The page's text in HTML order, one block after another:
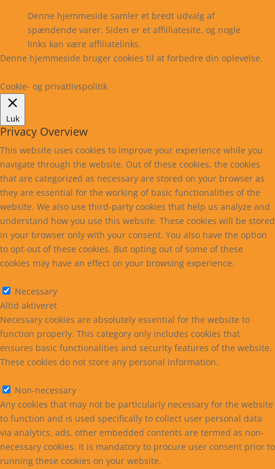
Denne hjemmeside samler et bredt udvalg af
spændende varer. Siden er et affiiliatesite, og nogle
links kan være affiliatelinks.
Denne hjemmeside bruger cookies til at forbedre din oplevelse.
Cookie- og privatlivspolitik
Luk
Privacy Overview
This website uses cookies to improve your experience while you
navigate through the website. Out of these cookies, the cookies
that are categorized as necessary are stored on your browser as
they are essential for the working of basic functionalities of the
website. We also use third-party cookies that help us analyze and
understand how you use this website. These cookies will be stored
in your browser only with your consent. You also have the option
to opt-out of these cookies. But opting out of some of these
cookies may have an effect on your browsing experience.
Necessary
Altid aktiveret
Necessary cookies are absolutely essential for the website to
function properly. This category only includes cookies that
ensures basic functionalities and security features of the website.
These cookies do not store any personal information.
Non-necessary
Any cookies that may not be particularly necessary for the website
to function and is used specifically to collect user personal data
via analytics, ads, other embedded contents are termed as non-
necessary cookies. It is mandatory to procure user consent prior to
running these cookies on your website.